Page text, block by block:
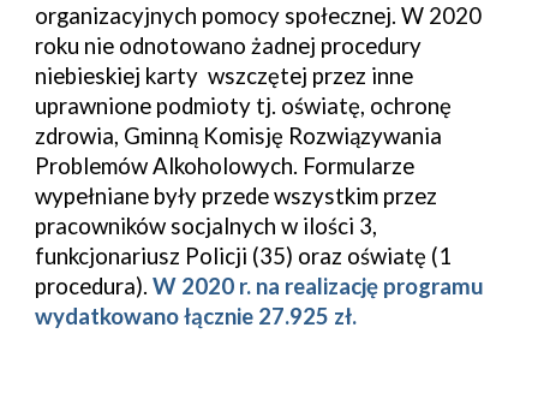
organizacyjnych pomocy społecznej. W 2020
roku nie odnotowano żadnej procedury
niebieskiej karty  wszczętej przez inne
uprawnione podmioty tj. oświatę, ochronę
zdrowia, Gminną Komisję Rozwiązywania
Problemów Alkoholowych. Formularze
wypełniane były przede wszystkim przez
pracowników socjalnych w ilości 3,
funkcjonariusz Policji (35) oraz oświatę (1
procedura). W 2020 r. na realizację programu
wydatkowano łącznie 27.925 zł.